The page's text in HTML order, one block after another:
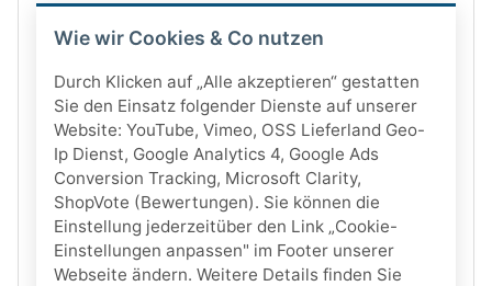
Wie wir Cookies & Co nutzen
Durch Klicken auf „Alle akzeptieren“ gestatten
Sie den Einsatz folgender Dienste auf unserer
Website: YouTube, Vimeo, OSS Lieferland Geo-
Ip Dienst, Google Analytics 4, Google Ads
Conversion Tracking, Microsoft Clarity,
ShopVote (Bewertungen). Sie können die
Einstellung jederzeitüber den Link „Cookie-
Einstellungen anpassen" im Footer unserer
Webseite ändern. Weitere Details finden Sie